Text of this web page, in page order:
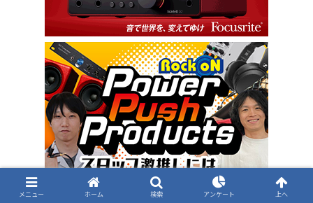
メニュー ホーム 検索 アンケート 上へ